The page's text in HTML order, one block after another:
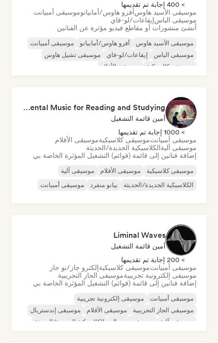
> 400 إجابة تم تقديمها
موسيقى الأسيد هاوسأفرو هاوس/أمابيانوموسيقى أمبيانت
موسيقى الباسإيقاعات/لو-فاي
أنشئ منشورات أو مقاطع فيديو مؤثرة عن الفنانين
موسيقى الأسيد هاوس أفرو هاوس/أمابيانو
موسيقى أمبيانت
موسيقى الباس
إيقاعات/لو-فاي
موسيقى تشيل هاوس
موسيقى كلاسيكية
موسيقى الأفلام
Relaxing Melodic Instrumental Music for Reading and Studying
أمين قائمة التشغيل
> 1000 إجابة تم تقديمها
موسيقى أمبيانتموسيقى كلاسيكيةموسيقى الأفلام
موسيقى آليةالكلاسيكية الجديدة/الحديثة
إضافة فنانين إلى قائمة (قوائم) التشغيل المؤثرة الخاصة بي
موسيقى كلاسيكية موسيقى الأفلام
موسيقى آلية
الكلاسيكية الجديدة/الحديثة
بيانو منفرد موسيقى أمبيانت
Liminal Waves
أمين قائمة التشغيل
> 200 إجابة تم تقديمها
موسيقى أمبيانتموسيقى كلاسيكيةإلكترو جاز/نو جاز
موسيقى إلكترونية تجريبيةموسيقى الجاز التجريبية
إضافة فنانين إلى قائمة (قوائم) التشغيل المؤثرة الخاصة بي
موسيقى أمبيانت
موسيقى إلكترونية تجريبية
موسيقى الجاز التجريبية
موسيقى الأفلام
موسيقى إندستريال
موسيقى آلية
موسيقى مينيمال الكلاسيكية الجديدة/الحديثة